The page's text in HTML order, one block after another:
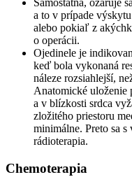
Samostatná, ožaruje
a to v prípade
alebo pokiaľ z
o operácii.
Ojedinele je
keď bola vykonaná
náleze rozsiahlejší,
Anatomické uloženie
a v blízkosti srdca
zložitého priestoru
minimálne. Preto sa
rádioterapia.
Chemoterapia